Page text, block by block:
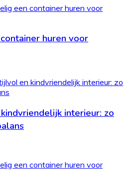
huren voor
interieur: zo